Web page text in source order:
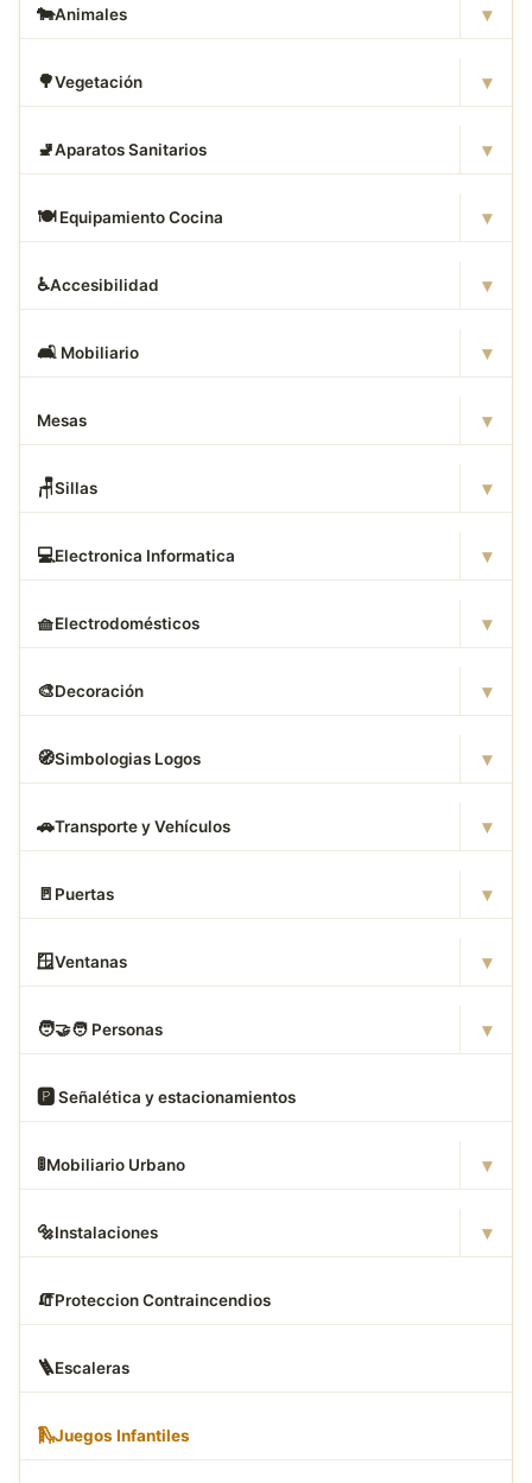
🐄Animales ▾
🌳Vegetación ▾
🚽Aparatos Sanitarios ▾
🍽️ Equipamiento Cocina ▾
♿Accesibilidad ▾
🛋 ️ Mobiliario ▾
Mesas ▾
🪑Sillas ▾
💻Electronica Informatica ▾
🧺Electrodomésticos ▾
🎨Decoración ▾
🧭Simbologias Logos ▾
🚗Transporte y Vehículos ▾
🚪 Puertas ▾
🪟Ventanas ▾
🧑‍🤝‍🧑 Personas ▾
🅿️ Señalética y estacionamientos
🚦Mobiliario Urbano ▾
🔩Instalaciones ▾
🧯Proteccion Contraincendios
🪜Escaleras
🛝Juegos Infantiles